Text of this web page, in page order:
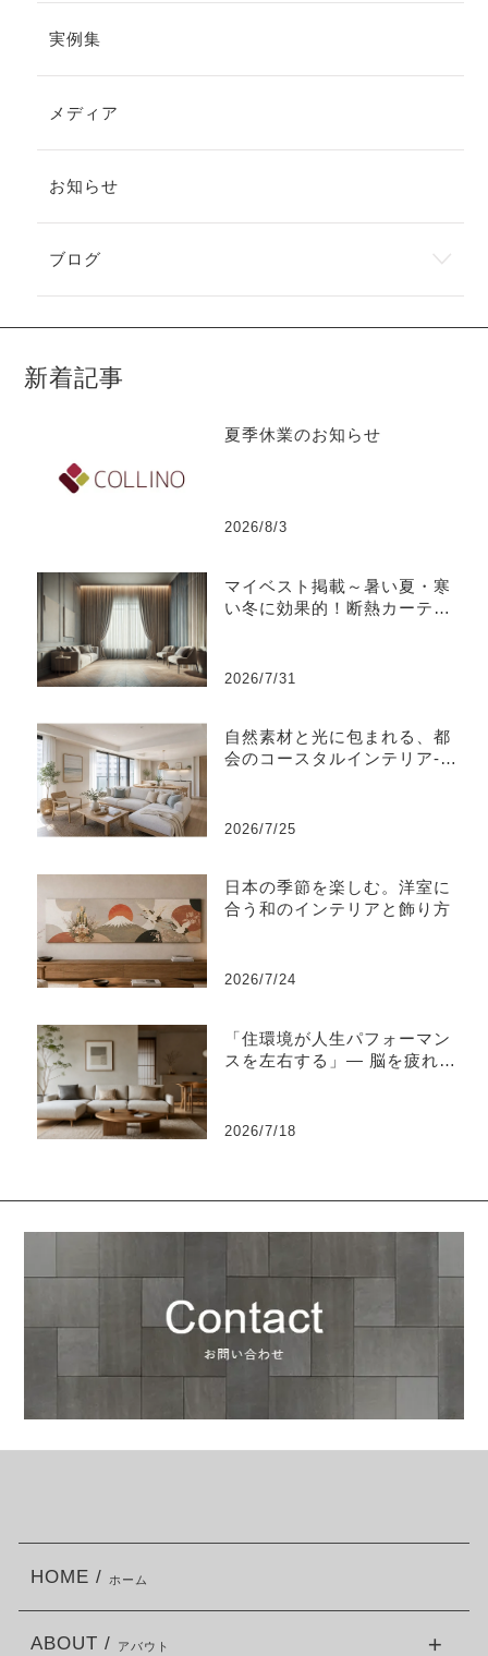
実例集
メディア
お知らせ
ブログ
新着記事
夏季休業のお知らせ
2026/8/3
マイベスト掲載～暑い夏・寒
い冬に効果的！断熱カーテン
2026/7/31
自然素材と光に包まれる、都
会のコースタルインテリア-江
2026/7/25
日本の季節を楽しむ。洋室に
合う和のインテリアと飾り方
2026/7/24
「住環境が人生パフォーマン
スを左右する」― 脳を疲れさ
2026/7/18
HOME / ホーム
ABOUT / アバウト